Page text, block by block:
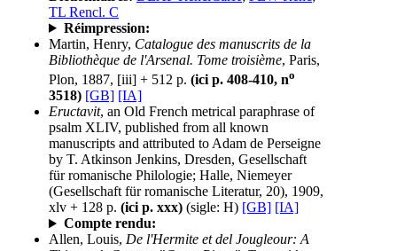
TL Rencl. C
Réimpression:
Martin, Henry, Catalogue des manuscrits de la
Bibliothèque de l'Arsenal. Tome troisième, Paris,
Plon, 1887, [iii] + 512 p. (ici p. 408-410, no
3518) [GB] [IA]
Eructavit, an Old French metrical paraphrase of
psalm XLIV, published from all known
manuscripts and attributed to Adam de Perseigne
by T. Atkinson Jenkins, Dresden, Gesellschaft
für romanische Philologie; Halle, Niemeyer
(Gesellschaft für romanische Literatur, 20), 1909,
xlv + 128 p. (ici p. xxx) (sigle: H) [GB] [IA]
Compte rendu:
Allen, Louis, De l'Hermite et del Jougleour: A